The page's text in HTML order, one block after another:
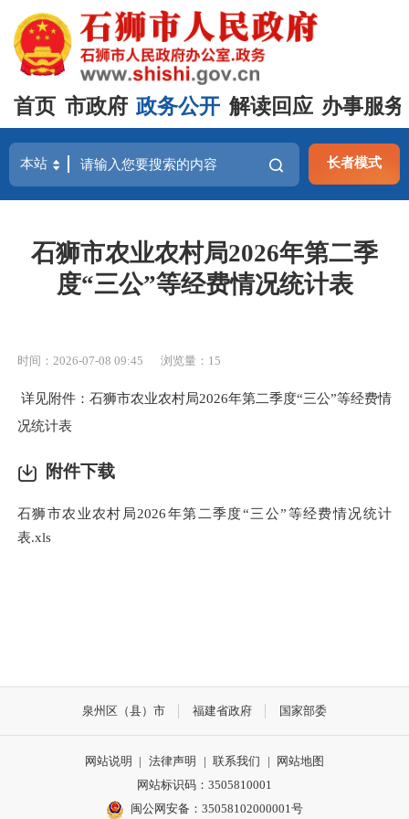
首页 市政府 政务公开 解读回应 办事服务
长者模式
石狮市农业农村局2026年第二季
度“三公”等经费情况统计表
时间：2026-07-08 09:45 浏览量： 15
详见附件：石狮市农业农村局2026年第二季度“三公”等经费情
况统计表
附件下载
石狮市农业农村局2026年第二季度“三公”等经费情况统计
表.xls
泉州区（县）市 福建省政府 国家部委
网站说明 | 法律声明 | 联系我们 |
网站地图
网站标识码：3505810001
闽公网安备：35058102000001号